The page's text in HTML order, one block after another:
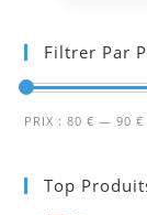
Filtrer Par
Prix
Prix
PRIX :80 € —90 €
Top